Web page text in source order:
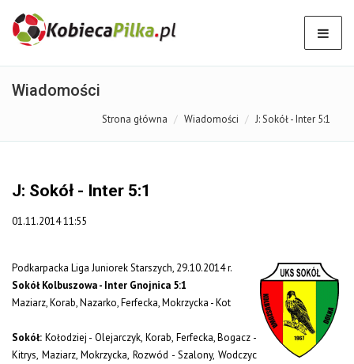
Wiadomości
Strona główna Wiadomości J: Sokół - Inter 5:1
J: Sokół - Inter 5:1
01.11.2014 11:55
Podkarpacka Liga Juniorek Starszych, 29.10.2014 r.
Sokół Kolbuszowa - Inter Gnojnica 5:1
Maziarz, Korab, Nazarko, Ferfecka, Mokrzycka - Kot
Sokół: Kołodziej - Olejarczyk, Korab, Ferfecka, Bogacz -
Kitrys, Maziarz, Mokrzycka, Rozwód - Szalony, Wodczyc